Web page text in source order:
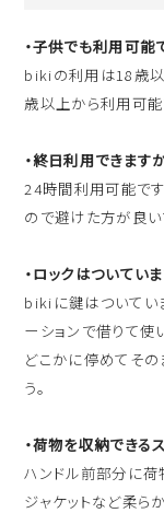
・子供でも利用可能
bikiの利用は18歳
歳以上から利用可能
・終日利用できます
24時間利用可能で
ので避けた方が良い
・ロックはついてい
bikiに鍵はついてい
ーションで借りて使
どこかに停めてその
う。
・荷物を収納できる
ハンドル前部分に荷
ジャケットなど柔ら